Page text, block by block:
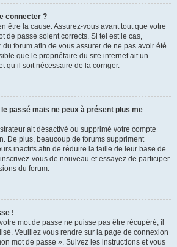
connecter ?
être la cause. Assurez-vous avant tout que votre
de passe soient corrects. Si tel est le cas,
forum afin de vous assurer de ne pas avoir été
que le propriétaire du site internet ait un
qu’il soit nécessaire de la corriger.
passé mais ne peux à présent plus me
ait désactivé ou supprimé votre compte
De plus, beaucoup de forums suppriment
inactifs afin de réduire la taille de leur base de
vous de nouveau et essayez de participer
du forum.
!
mot de passe ne puisse pas être récupéré, il
Veuillez vous rendre sur la page de connexion
mot de passe ». Suivez les instructions et vous